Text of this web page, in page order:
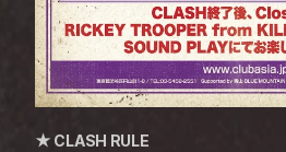
★ CLASH RULE